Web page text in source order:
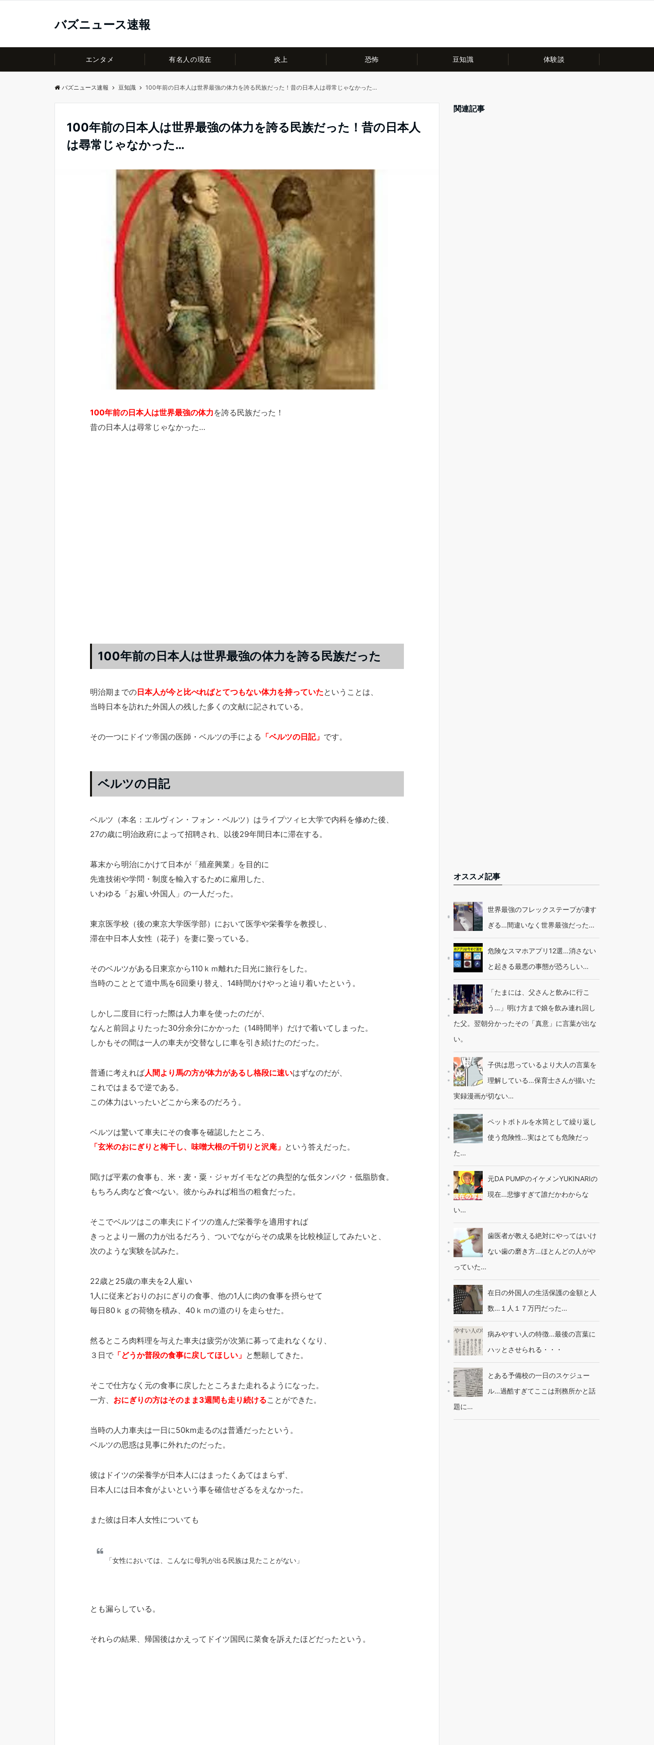
バズニュース速報
エンタメ 有名人の現在 炎上 恐怖 豆知識 体験談
バズニュース速報 豆知識 100年前の日本人は世界最強の体力を誇る民族だった！昔の日本人は尋常じゃなかった…
100年前の日本人は世界最強の体力を誇る民族だった！昔の日本人
は尋常じゃなかった…
100年前の日本人は世界最強の体力を誇る民族だった！
昔の日本人は尋常じゃなかった…
100年前の日本人は世界最強の体力を誇る民族だった
明治期までの日本人が今と比べればとてつもない体力を持っていたということは、
当時日本を訪れた外国人の残した多くの文献に記されている。
その一つにドイツ帝国の医師・ベルツの手による 「ベルツの日記」 です。
ベルツの日記
ベルツ（本名：エルヴィン・フォン・ベルツ）はライプツィヒ大学で内科を修めた後、
27の歳に明治政府によって招聘され、以後29年間日本に滞在する。
幕末から明治にかけて日本が「殖産興業」を目的に
先進技術や学問・制度を輸入するために雇用した、
いわゆる「お雇い外国人」の一人だった。
東京医学校（後の東京大学医学部）において医学や栄養学を教授し、
滞在中日本人女性（花子）を妻に娶っている。
そのベルツがある日東京から110ｋｍ離れた日光に旅行をした。
当時のこととて道中馬を6回乗り替え、14時間かけやっと辿り着いたという。
しかし二度目に行った際は人力車を使ったのだが、
なんと前回よりたった30分余分にかかった（14時間半）だけで着いてしまった。
しかもその間は一人の車夫が交替なしに車を引き続けたのだった。
普通に考えれば人間より馬の方が体力があるし格段に速いはずなのだが、
これではまるで逆である。
この体力はいったいどこから来るのだろう。
ベルツは驚いて車夫にその食事を確認したところ、
「玄米のおにぎりと梅干し、味噌大根の千切りと沢庵」 という答えだった。
聞けば平素の食事も、米・麦・粟・ジャガイモなどの典型的な低タンパク・低脂肪食。
もちろん肉など食べない。彼からみれば相当の粗食だった。
そこでベルツはこの車夫にドイツの進んだ栄養学を適用すれば
きっとより一層の力が出るだろう、ついでながらその成果を比較検証してみたいと、
次のような実験を試みた。
22歳と25歳の車夫を2人雇い
1人に従来どおりのおにぎりの食事、他の1人に肉の食事を摂らせて
毎日80ｋｇの荷物を積み、40ｋｍの道のりを走らせた。
然るところ肉料理を与えた車夫は疲労が次第に募って走れなくなり、
３日で 「どうか普段の食事に戻してほしい」 と懇願してきた。
そこで仕方なく元の食事に戻したところまた走れるようになった。
一方、 おにぎりの方はそのまま3週間も走り続けることができた。
当時の人力車夫は一日に50km走るのは普通だったという。
ベルツの思惑は見事に外れたのだった。
彼はドイツの栄養学が日本人にはまったくあてはまらず、
日本人には日本食がよいという事を確信せざるをえなかった。
また彼は日本人女性についても
「女性においては、こんなに母乳が出る民族は見たことがない」
とも漏らしている。
それらの結果、帰国後はかえってドイツ国民に菜食を訴えたほどだったという。
関連記事
オススメ記事
世界最強のフレックステープが凄す
ぎる…間違いなく世界最強だった…
危険なスマホアプリ12選…消さない
と起きる最悪の事態が恐ろしい…
「たまには、父さんと飲みに行こ
う…」明け方まで娘を飲み連れ回し
た父。翌朝分かったその「真意」に言葉が出な
い。
子供は思っているより大人の言葉を
理解している…保育士さんが描いた
実録漫画が切ない…
ペットボトルを水筒として繰り返し
使う危険性…実はとても危険だっ
た…
元DA PUMPのイケメンYUKINARIの
現在…悲惨すぎて誰だかわからな
い…
歯医者が教える絶対にやってはいけ
ない歯の磨き方…ほとんどの人がや
っていた…
在日の外国人の生活保護の金額と人
数…１人１７万円だった…
病みやすい人の特徴…最後の言葉に
ハッとさせられる・・・
とある予備校の一日のスケジュー
ル…過酷すぎてここは刑務所かと話
題に…